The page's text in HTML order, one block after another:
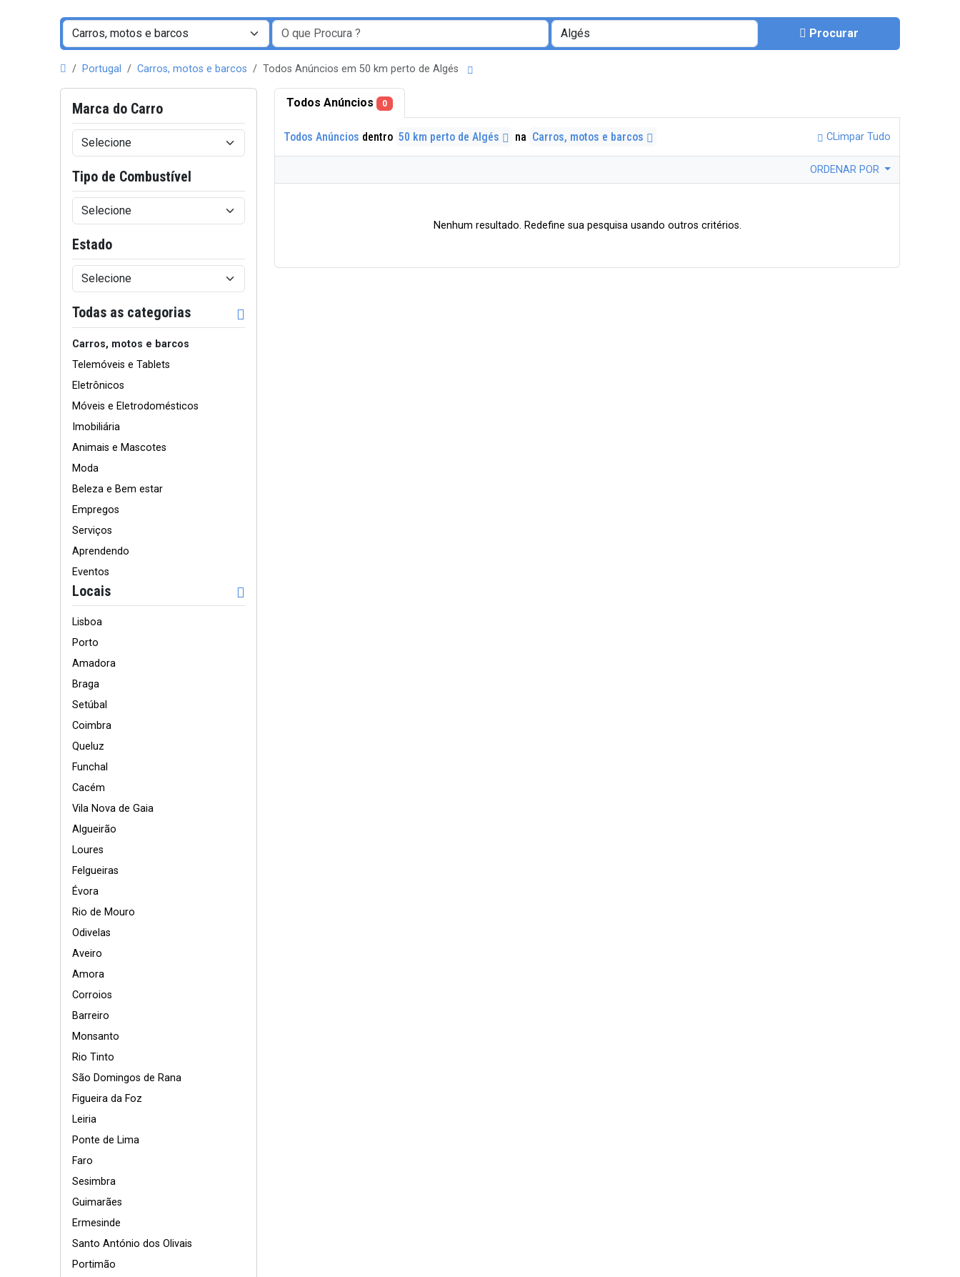
Procurar
Portugal Carros, motos e barcos Todos Anúncios em 50 km perto de Algés
Marca do Carro
Tipo de Combustível
Estado
Todas as categorias
Carros, motos e barcos
Telemóveis e Tablets
Eletrônicos
Móveis e Eletrodomésticos
Imobiliária
Animais e Mascotes
Moda
Beleza e Bem estar
Empregos
Serviços
Aprendendo
Eventos
Locais
Lisboa
Porto
Amadora
Braga
Setúbal
Coimbra
Queluz
Funchal
Cacém
Vila Nova de Gaia
Algueirão
Loures
Felgueiras
Évora
Rio de Mouro
Odivelas
Aveiro
Amora
Corroios
Barreiro
Monsanto
Rio Tinto
São Domingos de Rana
Figueira da Foz
Leiria
Ponte de Lima
Faro
Sesimbra
Guimarães
Ermesinde
Santo António dos Olivais
Portimão
Todos Anúncios 0
Todos Anúncios dentro 50 km perto de Algés na Carros, motos e barcos CLimpar Tudo
ORDENAR POR
Nenhum resultado. Redefine sua pesquisa usando outros critérios.